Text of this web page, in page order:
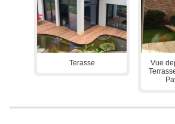
Terasse
Vue